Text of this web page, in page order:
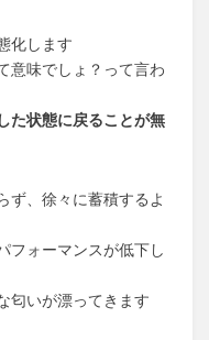
化します
意味でしょ？って言わ
た状態に戻ることが無
ず、徐々に蓄積するよ
フォーマンスが低下し
匂いが漂ってきます